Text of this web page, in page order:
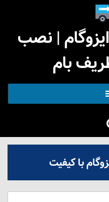
| نصب
بام
با کیفیت